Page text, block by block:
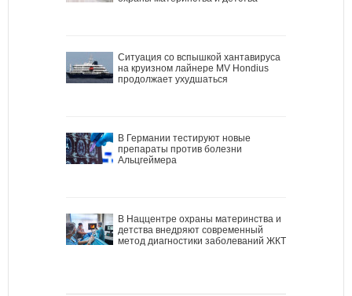
Ситуация со вспышкой хантавируса
на круизном лайнере MV Hondius
продолжает ухудшаться
В Германии тестируют новые
препараты против болезни
Альцгеймера
В Наццентре охраны материнства и
детства внедряют современный
метод диагностики заболеваний ЖКТ